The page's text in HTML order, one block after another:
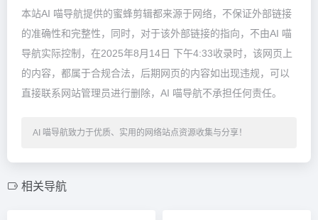
本站AI 喵导航提供的蜜蜂剪辑都来源于网络，不保证外部链接
的准确性和完整性，同时，对于该外部链接的指向，不由AI 喵
导航实际控制，在2025年8月14日 下午4:33收录时，该网页上
的内容，都属于合规合法，后期网页的内容如出现违规，可以
直接联系网站管理员进行删除，AI 喵导航不承担任何责任。
AI 喵导航致力于优质、实用的网络站点资源收集与分享！
相关导航